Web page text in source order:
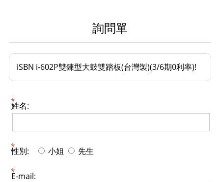
詢問單
iSBN i-602P雙鍊型大鼓雙踏板(台灣製)(3/6期0利率)!
姓名:
性別: 小姐 先生
E-mail: